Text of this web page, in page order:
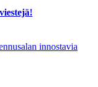
innostavia